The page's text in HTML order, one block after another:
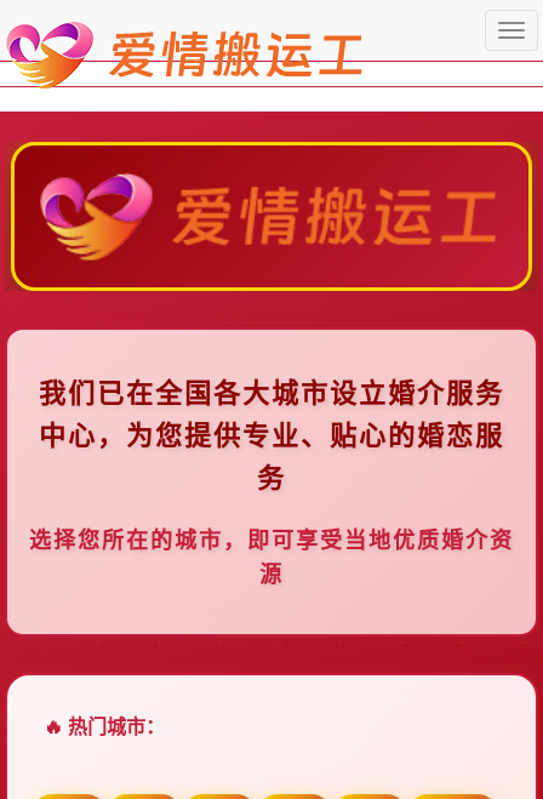
我们已在全国各大城市设立婚介服务
中心，为您提供专业、贴心的婚恋服
务
选择您所在的城市，即可享受当地优质婚介资
源
🔥 热门城市：